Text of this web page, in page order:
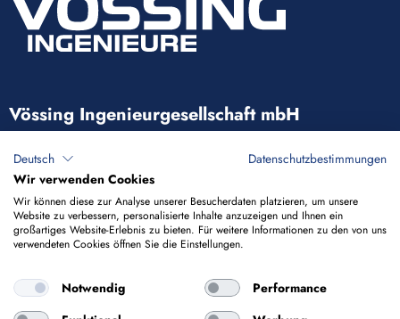
Vössing Ingenieurgesellschaft mbH
Brunnenstraße 29-31
40223 Düsseldorf
+49 211 9054-5
info@voessing.de
Deutsch
Datenschutzbestimmungen
Wir verwenden Cookies
Wir können diese zur Analyse unserer Besucherdaten platzieren, um unsere
Website zu verbessern, personalisierte Inhalte anzuzeigen und Ihnen ein
großartiges Website-Erlebnis zu bieten. Für weitere Informationen zu den von uns
verwendeten Cookies öffnen Sie die Einstellungen.
Notwendig
Performance